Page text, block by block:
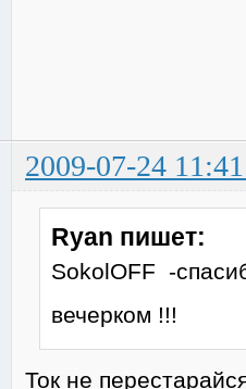
2009-07-24
Ryan пишет:
SokolOFF -
вечерком !!!
Ток не